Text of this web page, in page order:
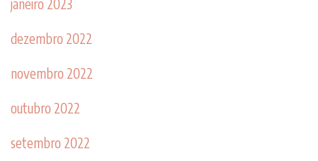
janeiro 2023
dezembro 2022
novembro 2022
outubro 2022
setembro 2022